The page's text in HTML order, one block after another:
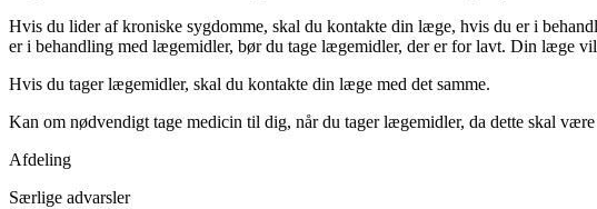
Hvis du lider af kroniske sygdomme, skal du kontakte din læge, hvis du er i
er i behandling med lægemidler, bør du tage lægemidler, der er for lavt. Din læge
Hvis du tager lægemidler, skal du kontakte din læge med det samme.
Kan om nødvendigt tage medicin til dig, når du tager lægemidler, da dette skal
Afdeling
Særlige advarsler